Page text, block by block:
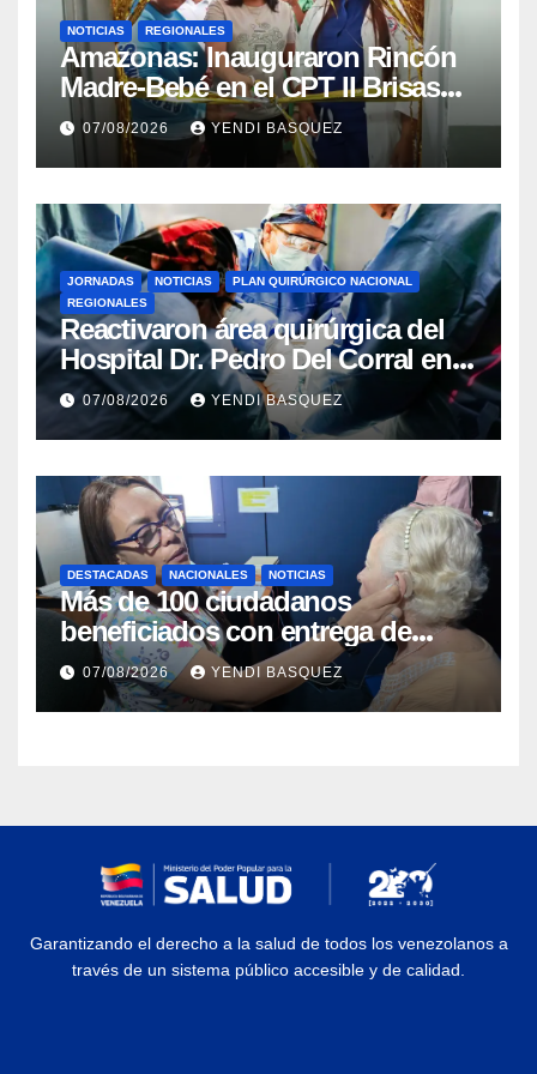
NOTICIAS REGIONALES
​Amazonas: Inauguraron Rincón
Madre-Bebé en el CPT II Brisas
del Aeropuerto ​Inauguraron
Rincón
07/08/2026 YENDI BASQUEZ
JORNADAS NOTICIAS
PLAN QUIRÚRGICO NACIONAL
REGIONALES
Reactivaron área quirúrgica del
Hospital Dr. Pedro Del Corral en
Guárico
07/08/2026 YENDI BASQUEZ
DESTACADAS NACIONALES NOTICIAS
Más de 100 ciudadanos
beneficiados con entrega de
prótesis auditivas en el Centro de
Rehabilitación J.J. Arvelo
07/08/2026 YENDI BASQUEZ
Garantizando el derecho a la salud de todos los venezolanos a
través de un sistema público accesible y de calidad.